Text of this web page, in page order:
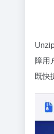
障用
既快